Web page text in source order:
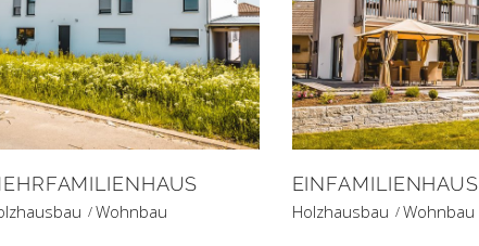
Wohnbau
EINFAMILIENHAUS
Holzhausbau Wohnbau